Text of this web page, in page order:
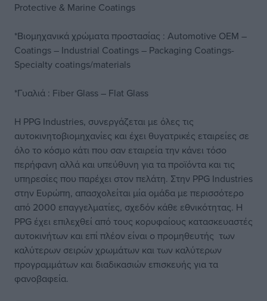
Protective & Marine Coatings
*Βιομηχανικά χρώματα προστασίας : Automotive OEM –
Coatings – Industrial Coatings – Packaging Coatings-
Specialty coatings/materials
*Γυαλιά : Fiber Glass – Flat Glass
H PPG Industries, συνεργάζεται με όλες τις
αυτοκινητοβιομηχανίες και έχει θυγατρικές εταιρείες σε
όλο το κόσμο κάτι που σαν εταιρεία την κάνει τόσο
περήφανη αλλά και υπεύθυνη για τα προϊόντα και τις
υπηρεσίες που παρέχει στον πελάτη. Στην PPG Industries
στην Ευρώπη, απασχολείται μία ομάδα με περισσότερο
από 2000 επαγγελματίες, σχεδόν κάθε εθνικότητας. Η
PPG έχει επιλεχθεί από τους κορυφαίους κατασκευαστές
αυτοκινήτων και επί πλέον είναι ο προμηθευτής των
καλύτερων σειρών χρωμάτων και των καλύτερων
προγραμμάτων και διαδικασιών επισκευής για τα
φανοβαφεία.